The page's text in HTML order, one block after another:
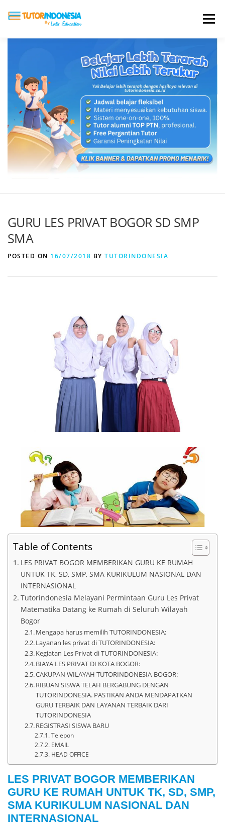
Menu
ABOUT US JADI PENGAJAR
BIAYA LES TESTIMONI PROFIL ALUMNI
BLOG DAFTAR SEKOLAH
GURU LES PRIVAT BOGOR SD SMP
SMA
POSTED ON 16/07/2018 BY TUTORINDONESIA
Table of Contents
LES PRIVAT BOGOR MEMBERIKAN GURU KE RUMAH
UNTUK TK, SD, SMP, SMA KURIKULUM NASIONAL DAN
INTERNASIONAL
Tutorindonesia Melayani Permintaan Guru Les Privat
Matematika Datang ke Rumah di Seluruh Wilayah
Bogor
Mengapa harus memilih TUTORINDONESIA:
Layanan les privat di TUTORINDONESIA:
Kegiatan Les Privat di TUTORINDONESIA:
BIAYA LES PRIVAT DI KOTA BOGOR:
CAKUPAN WILAYAH TUTORINDONESIA-BOGOR:
RIBUAN SISWA TELAH BERGABUNG DENGAN
TUTORINDONESIA. PASTIKAN ANDA MENDAPATKAN
GURU TERBAIK DAN LAYANAN TERBAIK DARI
TUTORINDONESIA
REGISTRASI SISWA BARU
Telepon
EMAIL
HEAD OFFICE
LES PRIVAT BOGOR MEMBERIKAN
GURU KE RUMAH UNTUK TK, SD, SMP,
SMA KURIKULUM NASIONAL DAN
INTERNASIONAL